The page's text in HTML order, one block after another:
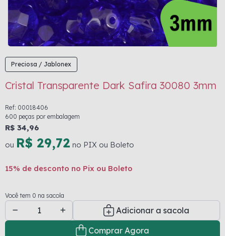
Preciosa / Jablonex
Cristal Transparente Dark Safira 30080 3mm
Ref: 00018406
600 peças por embalagem
R$ 34,96
ou R$ 29,72 no PIX ou Boleto
15% de desconto no Pix ou Boleto
Você tem 0 na sacola
Adicionar a sacola
Comprar Agora